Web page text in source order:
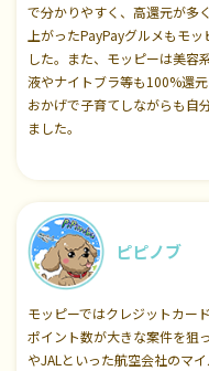
で分かりやすく、高還元が多
上がったPayPayグルメもモ
した。また、モッピーは美容
液やナイトブラ等も100%還
おかげで子育てしながらも自
ました。
ピピノブ
モッピーではクレジットカー
ポイント数が大きな案件を狙
やJALといった航空会社のマ